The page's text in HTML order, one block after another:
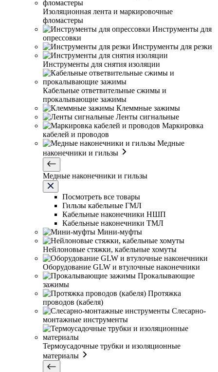
Изоляционная лента и маркировочные
фломастеры
Инструменты для
опрессовки
Инструменты для резки
Инструменты для снятия изоляции
Кабельные ответвительные сжимы и
прокалывающие зажимы
Клеммные зажимы
Ленты сигнальные
Маркировка
кабелей и проводов
Медные
наконечники и гильзы
Медные наконечники и гильзы
Посмотреть все товары
Гильзы кабельные ГМЛ
Кабельные наконечники НШП
Кабельные наконечники ТМЛ
Мини-муфты
Нейлоновые стяжки, кабельные хомуты
Оборудование GLW и втулочные наконечники
Прокалывающие
зажимы
Протяжка
проводов (кабеля)
Слесарно-
монтажные инструменты
Термоусадочные трубки и изоляционные
материалы